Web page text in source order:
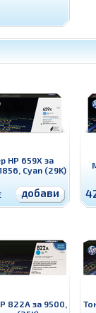
HP 659X за
Cyan (29K)
добави
822A за 9500,